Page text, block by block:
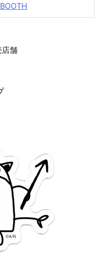
舗